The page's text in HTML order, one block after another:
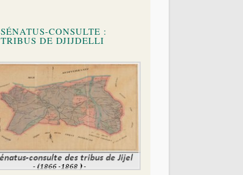
SÉNATUS-CONSULTE :
TRIBUS DE DJIJDELLI